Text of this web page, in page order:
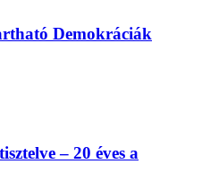
Demokráciák
– 20 éves a